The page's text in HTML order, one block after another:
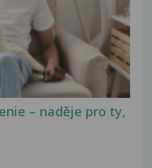
– naděje pro ty,